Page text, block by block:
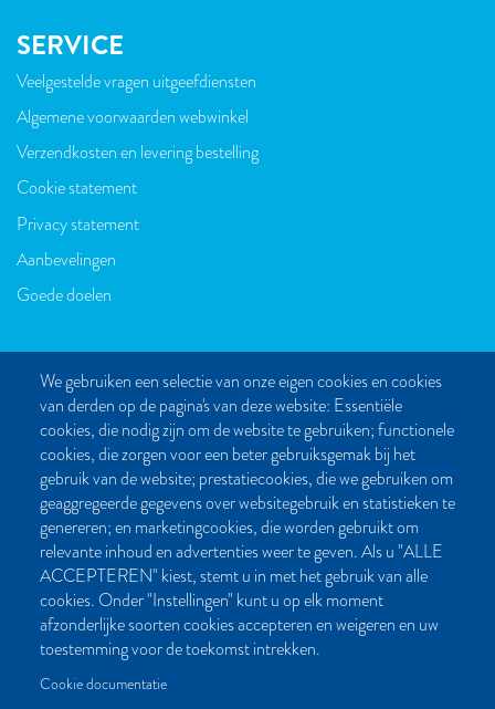
We gebruiken een selectie van onze eigen cookies en cookies
van derden op de pagina's van deze website: Essentiële
cookies, die nodig zijn om de website te gebruiken; functionele
cookies, die zorgen voor een beter gebruiksgemak bij het
gebruik van de website; prestatiecookies, die we gebruiken om
geaggregeerde gegevens over websitegebruik en statistieken te
genereren; en marketingcookies, die worden gebruikt om
relevante inhoud en advertenties weer te geven. Als u "ALLE
ACCEPTEREN" kiest, stemt u in met het gebruik van alle
cookies. Onder "Instellingen" kunt u op elk moment
afzonderlijke soorten cookies accepteren en weigeren en uw
toestemming voor de toekomst intrekken.
Cookie documentatie
SERVICE
VOET
Veelgestelde vragen uitgeefdiensten
Algemene voorwaarden webwinkel
Verzendkosten en levering bestelling
Cookie statement
Privacy statement
Aanbevelingen
Goede doelen
CONTACT
Post- en bezoekadres:
Kattegat 32-8
9723 JP Groningen
Nederland
Bellen:
050 851 80 41
Bereikbaar van maandag t/m vrijdag tussen 9.00 en 17.00 uur
info[at]palmslag.nl(algemene vragen)